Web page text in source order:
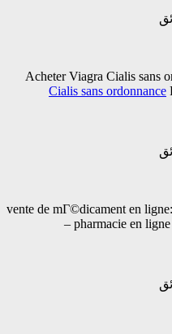
Acheter Viagra Cialis sans
Cialis sans ordonnance
vente de mГ©dicament en ligne:
– pharmacie en